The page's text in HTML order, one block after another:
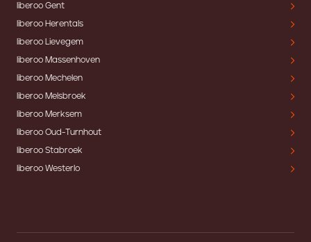
liberoo Gent
liberoo Herentals
liberoo Lievegem
liberoo Massenhoven
liberoo Mechelen
liberoo Melsbroek
liberoo Merksem
liberoo Oud-Turnhout
liberoo Stabroek
liberoo Westerlo